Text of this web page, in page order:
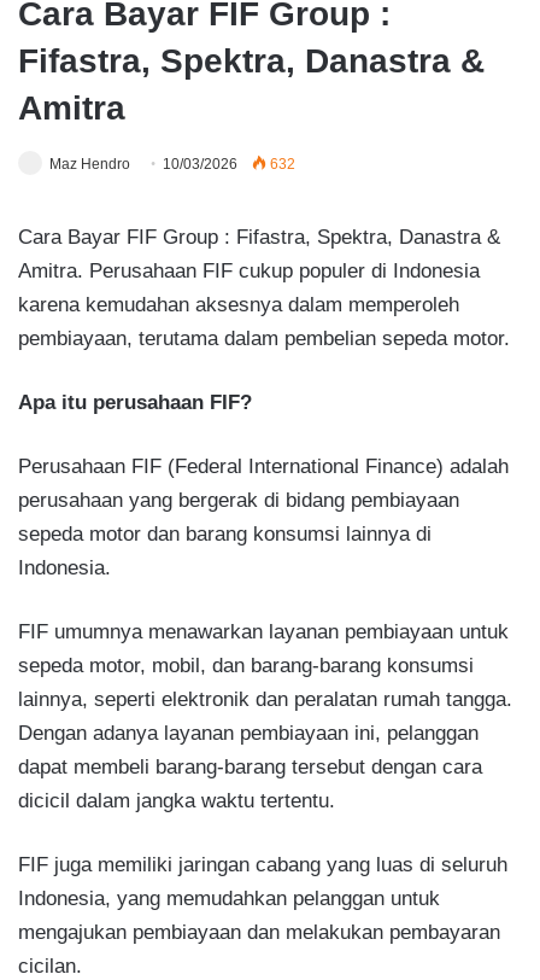
Cara Bayar FIF Group :
Fifastra, Spektra, Danastra &
Amitra
Maz Hendro 10/03/2026 632
Cara Bayar FIF Group : Fifastra, Spektra, Danastra &
Amitra. Perusahaan FIF cukup populer di Indonesia
karena kemudahan aksesnya dalam memperoleh
pembiayaan, terutama dalam pembelian sepeda motor.
Apa itu perusahaan FIF?
Perusahaan FIF (Federal International Finance) adalah
perusahaan yang bergerak di bidang pembiayaan
sepeda motor dan barang konsumsi lainnya di
Indonesia.
FIF umumnya menawarkan layanan pembiayaan untuk
sepeda motor, mobil, dan barang-barang konsumsi
lainnya, seperti elektronik dan peralatan rumah tangga.
Dengan adanya layanan pembiayaan ini, pelanggan
dapat membeli barang-barang tersebut dengan cara
dicicil dalam jangka waktu tertentu.
FIF juga memiliki jaringan cabang yang luas di seluruh
Indonesia, yang memudahkan pelanggan untuk
mengajukan pembiayaan dan melakukan pembayaran
cicilan.